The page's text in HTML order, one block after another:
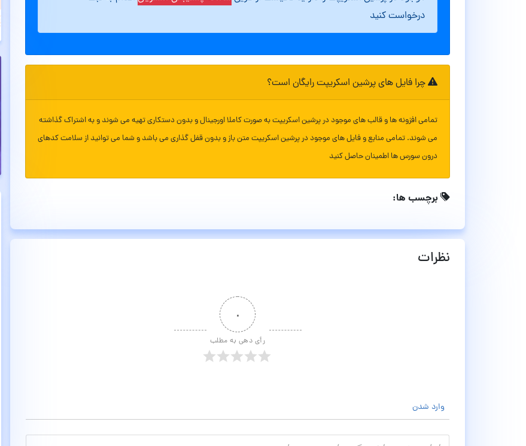
درخواست کنید
چرا فایل های پرشین اسکریپت رایگان است؟
تمامی افزونه ها و قالب های موجود در پرشین اسکریپت به صورت کاملا اورجینال و بدون دستکاری تهیه می شوند و به اشتراک گذاشته
می شوند. تمامی منابع و فایل های موجود در پرشین اسکریپت متن باز و بدون قفل گذاری می باشد و شما می توانید از سلامت کدهای
درون سورس ها اطمینان حاصل کنید
برچسب ها:
نظرات
۰
رأی دهی به مطلب
وارد شدن